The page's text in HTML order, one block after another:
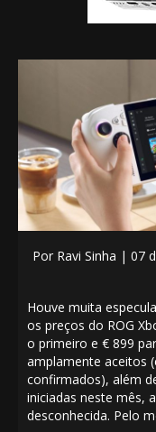
Por Ravi Sinha | 07
Houve muita
os preços do ROG
o primeiro e € 899
amplamente aceitos
confirmados), além
iniciadas neste mês,
desconhecida. Pelo